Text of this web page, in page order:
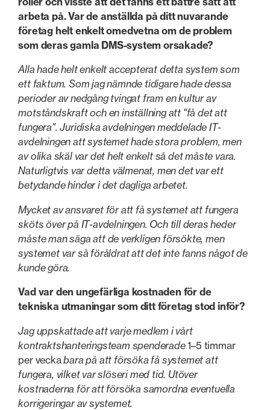
arbeta på. Var de anställda på ditt nuvarande
företag helt enkelt omedvetna om de problem
som deras gamla DMS-system orsakade?
Alla hade helt enkelt accepterat detta system som
ett faktum. Som jag nämnde tidigare hade dessa
perioder av nedgång tvingat fram en kultur av
motståndskraft och en inställning att "få det att
fungera". Juridiska avdelningen meddelade IT-
avdelningen att systemet hade stora problem, men
av olika skäl var det helt enkelt så det måste vara.
Naturligtvis var detta välmenat, men det var ett
betydande hinder i det dagliga arbetet.
Mycket av ansvaret för att få systemet att fungera
sköts över på IT-avdelningen. Och till deras heder
måste man säga att de verkligen försökte, men
systemet var så föråldrat att det inte fanns något de
kunde göra.
Vad var den ungefärliga kostnaden för de
tekniska utmaningar som ditt företag stod inför?
Jag uppskattade att varje medlem i vårt
kontraktshanteringsteam spenderade1–5 timmar
per veckabara på att försöka få systemet att
fungera, vilket var slöseri med tid. Utöver
kostnaderna för att försöka samordna eventuella
korrigeringar av systemet.